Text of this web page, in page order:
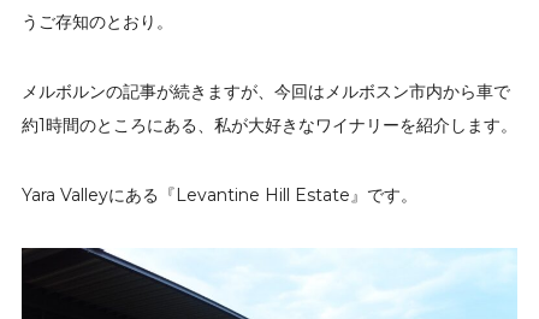
うご存知のとおり。
メルボルンの記事が続きますが、今回はメルボスン市内から車で
約1時間のところにある、私が大好きなワイナリーを紹介します。
Yara Valleyにある『Levantine Hill Estate』です。